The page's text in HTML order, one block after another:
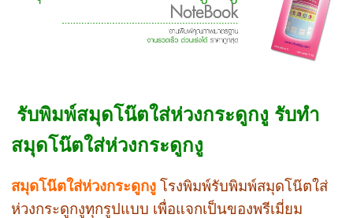
รับพิมพ์สมุดโน๊ตใส่ห่วงกระดูกงู รับทำ
สมุดโน๊ตใส่ห่วงกระดูกงู
สมุดโน๊ตใส่ห่วงกระดูกงู โรงพิมพ์รับพิมพ์สมุดโน๊ตใส่
ห่วงกระดูกงูทุกรูปแบบ เพื่อแจกเป็นของพรีเมี่ยม